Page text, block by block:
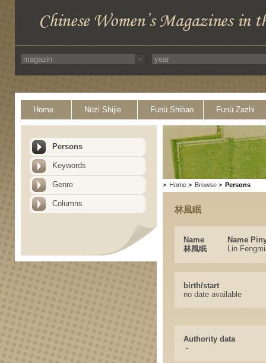
Home Nüzi Shijie Funü Shibao Funü Zazhi
Persons
Keywords
Genre
Columns
> Home > Browse > Persons
林風眠
Name
Name
林風眠
Lin
birth/start
no date available
Authority data
-